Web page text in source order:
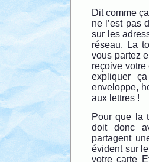
Dit comme
ne l’est pas
sur les
réseau. La
vous partez
reçoive
expliquer
enveloppe,
aux lettres !
Pour que la
doit donc
partagent
évident sur
votre carte